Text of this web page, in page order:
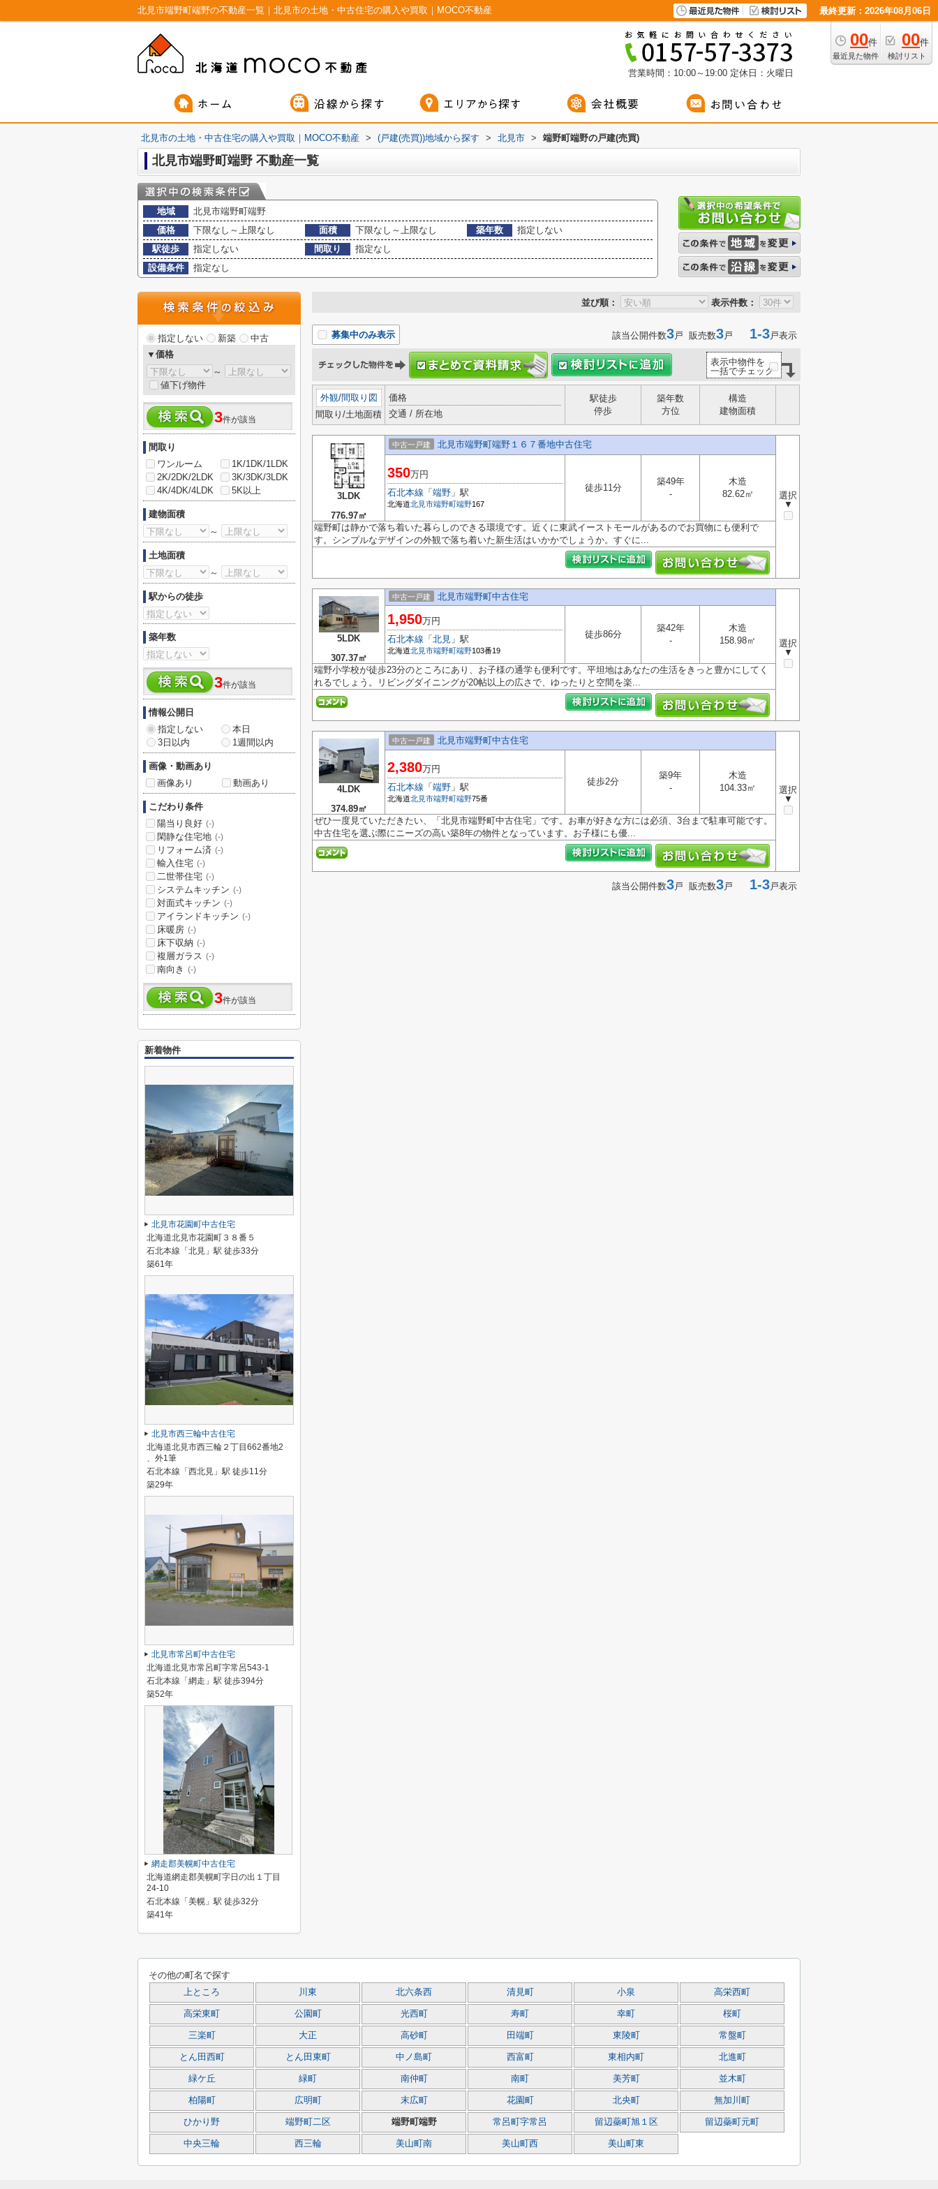
北見市端野町端野の不動産一覧｜北見市の土地・中古住宅の購入や買取｜MOCO不動産 最終更新：2026年08月06日
00件
最近見た物件
00件
検討リスト
営業時間：10:00～19:00 定休日：火曜日
北見市の土地・中古住宅の購入や買取｜MOCO不動産 > (戸建(売買))地域から探す > 北見市 > 端野町端野の戸建(売買)
北見市端野町端野 不動産一覧
地域
北見市端野町端野
価格
下限なし～上限なし 面積 下限なし～上限なし 築年数
指定しない
駅徒歩
指定しない 間取り
指定なし
設備条件
指定なし
並び順： 表示件数：
募集中のみ表示 該当公開件数3戸 販売数3戸 1-3戸表示
表示中物件を
一括でチェック
外観/間取り図
間取り/土地面積
価格
交通 / 所在地
駅徒歩
停歩
築年数
方位
構造
建物面積
3LDK
776.97㎡
中古一戸建 北見市端野町端野１６７番地中古住宅
選択
▼
350万円
石北本線 「 端野 」駅
北海道北見市端野町端野167
徒歩11分
築49年
-
木造
82.62㎡
端野町は静かで落ち着いた暮らしのできる環境です。近くに東武イーストモールがあるのでお買物にも便利で
す。シンプルなデザインの外観で落ち着いた新生活はいかかでしょうか。すぐに...
5LDK
307.37㎡
中古一戸建 北見市端野町中古住宅
選択
▼
1,950万円
石北本線 「 北見 」駅
北海道北見市端野町端野103番19
徒歩86分
築42年
-
木造
158.98㎡
端野小学校が徒歩23分のところにあり、お子様の通学も便利です。平坦地はあなたの生活をきっと豊かにしてく
れるでしょう。リビングダイニングが20帖以上の広さで、ゆったりと空間を楽...
4LDK
374.89㎡
中古一戸建 北見市端野町中古住宅
選択
▼
2,380万円
石北本線 「 端野 」駅
北海道北見市端野町端野75番
徒歩2分
築9年
-
木造
104.33㎡
ぜひ一度見ていただきたい、「北見市端野町中古住宅」です。お車が好きな方には必須、3台まで駐車可能です。
中古住宅を選ぶ際にニーズの高い築8年の物件となっています。お子様にも優...
該当公開件数3戸 販売数3戸 1-3戸表示
指定しない 新築
中古
▼価格
～
値下げ物件
3件が該当
間取り
ワンルーム
1K/1DK/1LDK
2K/2DK/2LDK
3K/3DK/3LDK
4K/4DK/4LDK
5K以上
建物面積
～
土地面積
～
駅からの徒歩
築年数
3件が該当
情報公開日
指定しない
本日
3日以内
1週間以内
画像・動画あり
画像あり
動画あり
こだわり条件
陽当り良好 (-)
閑静な住宅地 (-)
リフォーム済 (-)
輸入住宅 (-)
二世帯住宅 (-)
システムキッチン (-)
対面式キッチン (-)
アイランドキッチン (-)
床暖房 (-)
床下収納 (-)
複層ガラス (-)
南向き (-)
3件が該当
新着物件
北見市花園町中古住宅
北海道北見市花園町３８番５
石北本線「北見」駅 徒歩33分
築61年
北見市西三輪中古住宅
北海道北見市西三輪２丁目662番地2
、外1筆
石北本線「西北見」駅 徒歩11分
築29年
北見市常呂町中古住宅
北海道北見市常呂町字常呂543-1
石北本線「網走」駅 徒歩394分
築52年
網走郡美幌町中古住宅
北海道網走郡美幌町字日の出１丁目
24-10
石北本線「美幌」駅 徒歩32分
築41年
その他の町名で探す
上ところ 川東 北六条西 清見町 小泉 高栄西町
高栄東町 公園町 光西町 寿町 幸町 桜町
三楽町 大正 高砂町 田端町 東陵町 常盤町
とん田西町 とん田東町 中ノ島町 西富町 東相内町 北進町
緑ケ丘 緑町 南仲町 南町 美芳町 並木町
柏陽町 広明町 末広町 花園町 北央町 無加川町
ひかり野 端野町二区 端野町端野 常呂町字常呂 留辺蘂町旭１区 留辺蘂町元町
中央三輪 西三輪 美山町南 美山町西 美山町東